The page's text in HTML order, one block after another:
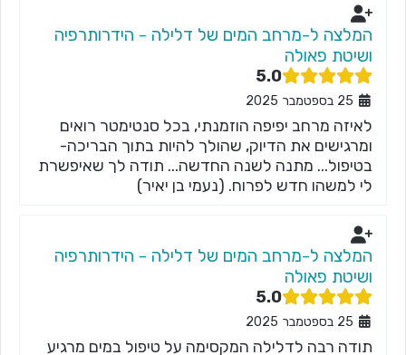
המלצה ל-מרחב המים של דלילה - הידרותרפיה
ושיטת פאולה
5.0
25 בספטמבר 2025
לאיזה מרחב יפיפה הוזמנתי, בכל סנטימטר רואים
ומרגישים את הדיוק, שהולך להיות בתוך הבריכה-
בטיפול... מתנה לשנה החדשה... תודה לך שאיפשרת
לי למשהו חדש לפרוח. (נעמי בן יאיר)
המלצה ל-מרחב המים של דלילה - הידרותרפיה
ושיטת פאולה
5.0
25 בספטמבר 2025
תודה רבה לדלילה המקסימה על טיפול במים מרגיע